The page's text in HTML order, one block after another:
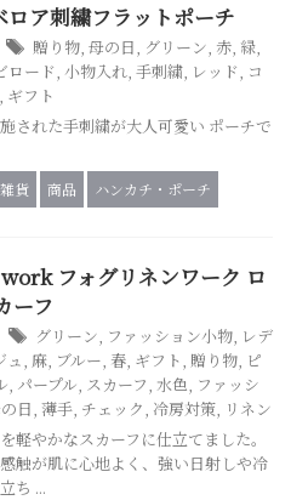
ロア刺繍フラットポーチ
贈り物, 母の日, グリーン, 赤, 緑,
ロード, 小物入れ, 手刺繍, レッド, コ
, ギフト
された手刺繍が大人可愛い ポーチで
貨 商品 ハンカチ・ポーチ
フォグリネンワーク ロ
ーフ
グリーン, ファッション小物, レデ
ュ, 麻, ブルー, 春, ギフト, 贈り物, ピ
, パープル, スカーフ, 水色, ファッシ
日, 薄手, チェック, 冷房対策, リネン
軽やかなスカーフに仕立てました。
触が肌に心地よく、強い日射しや冷
ち ...